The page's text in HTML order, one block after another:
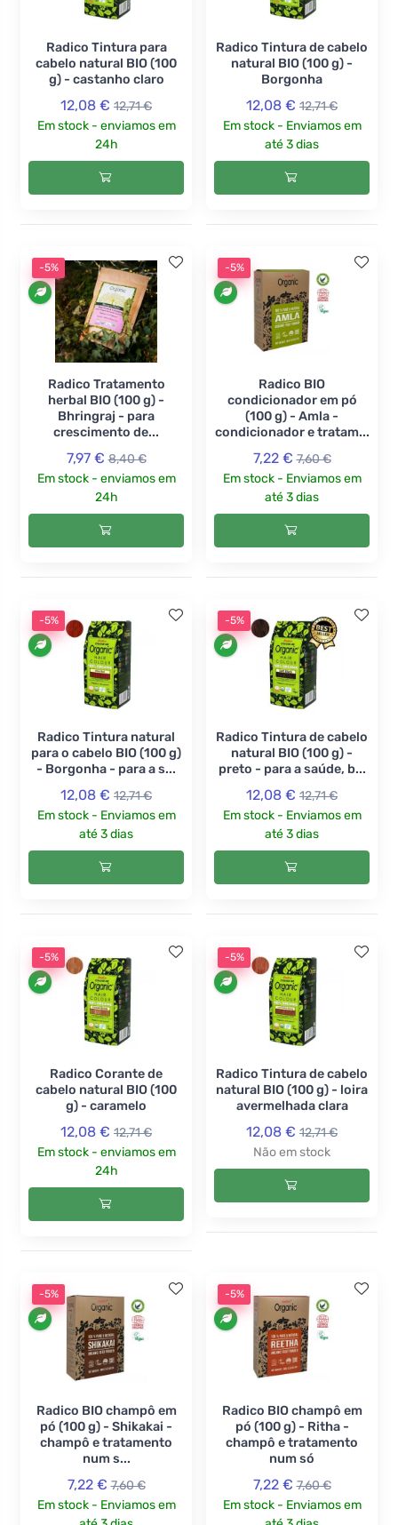
Radico Tintura para
cabelo natural BIO (100
g) - castanho claro
12,08 € 12,71 €
Em stock - enviamos em
24h
Radico Tintura de cabelo
natural BIO (100 g) -
Borgonha
12,08 € 12,71 €
Em stock - Enviamos em
até 3 dias
-5%
Radico Tratamento
herbal BIO (100 g) -
Bhringraj - para
crescimento de...
7,97 € 8,40 €
Em stock - enviamos em
24h
-5%
Radico BIO
condicionador em pó
(100 g) - Amla -
condicionador e tratam...
7,22 € 7,60 €
Em stock - Enviamos em
até 3 dias
-5%
Radico Tintura natural
para o cabelo BIO (100 g)
- Borgonha - para a s...
12,08 € 12,71 €
Em stock - Enviamos em
até 3 dias
-5%
Radico Tintura de cabelo
natural BIO (100 g) -
preto - para a saúde, b...
12,08 € 12,71 €
Em stock - Enviamos em
até 3 dias
-5%
Radico Corante de
cabelo natural BIO (100
g) - caramelo
12,08 € 12,71 €
Em stock - enviamos em
24h
-5%
Radico Tintura de cabelo
natural BIO (100 g) - loira
avermelhada clara
12,08 € 12,71 €
Não em stock
-5%
Radico BIO champô em
pó (100 g) - Shikakai -
champô e tratamento
num s...
7,22 € 7,60 €
Em stock - Enviamos em
-5%
Radico BIO champô em
pó (100 g) - Ritha -
champô e tratamento
num só
7,22 € 7,60 €
Em stock - Enviamos em